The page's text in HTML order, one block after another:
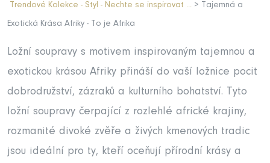
Trendové Kolekce - Styl - Nechte se inspirovat ... > Tajemná a
Exotická Krása Afriky - To je Afrika
Ložní soupravy s motivem inspirovaným tajemnou a
exotickou krásou Afriky přináší do vaší ložnice pocit
dobrodružství, zázraků a kulturního bohatství. Tyto
ložní soupravy čerpající z rozlehlé africké krajiny,
rozmanité divoké zvěře a živých kmenových tradic
jsou ideální pro ty, kteří oceňují přírodní krásy a